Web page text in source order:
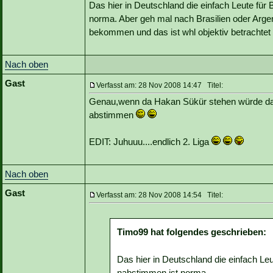
Das hier in Deutschland die einfach Leute
norma. Aber geh mal nach Brasilien oder
bekommen und das ist whl objektiv
Nach oben
Gast
Verfasst am: 28 Nov 2008 14:47 Titel:
Genau,wenn da Hakan Sükür stehen würde
abstimmen
EDIT: Juhuuu....endlich 2. Liga
Nach oben
Gast
Verfasst am: 28 Nov 2008 14:54 Titel:
Timo99 hat folgendes geschrieben:
Das hier in Deutschland die einfach